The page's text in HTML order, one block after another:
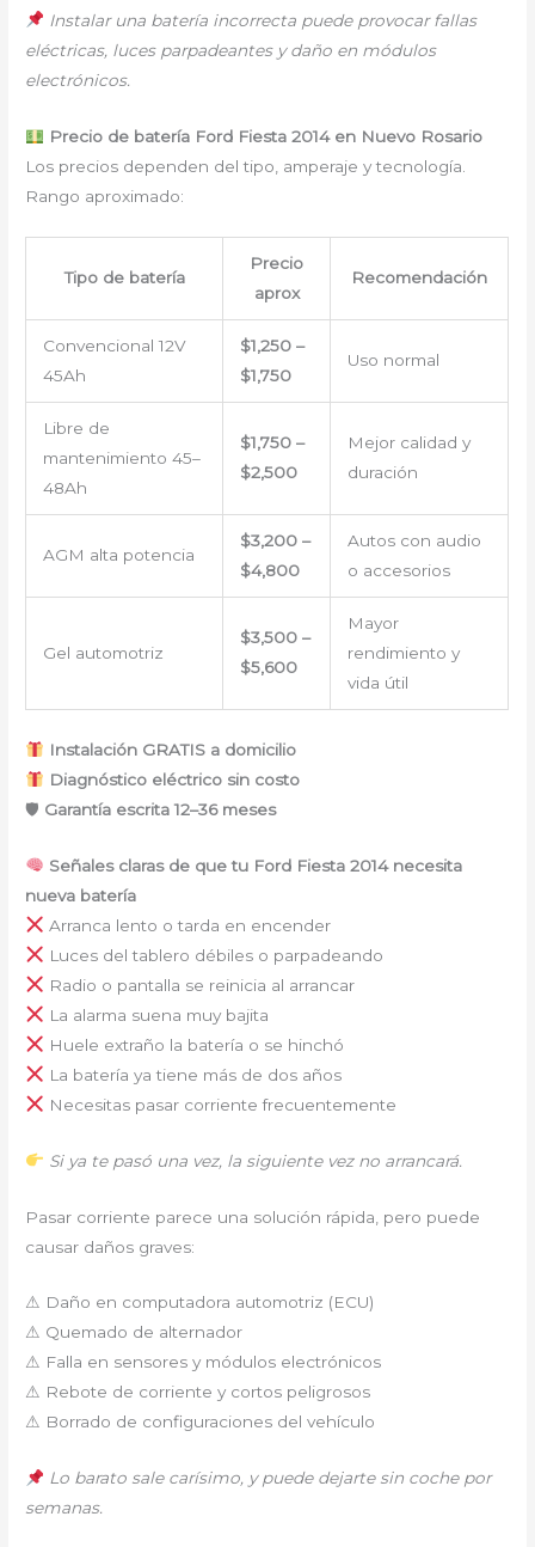
Instalar una batería incorrecta puede provocar fallas
eléctricas, luces parpadeantes y daño en módulos
electrónicos.
Precio de batería Ford Fiesta 2014 en Nuevo Rosario
Los precios dependen del tipo, amperaje y tecnología.
Rango aproximado:
Tipo de batería
Precio
aprox
Recomendación
Convencional 12V
45Ah
$1,250 –
$1,750
Uso normal
Libre de
mantenimiento 45–
48Ah
$1,750 –
$2,500
Mejor calidad y
duración
AGM alta potencia
$3,200 –
$4,800
Autos con audio
o accesorios
Gel automotriz
$3,500 –
$5,600
Mayor
rendimiento y
vida útil
Instalación GRATIS a domicilio
Diagnóstico eléctrico sin costo
🛡 Garantía escrita 12–36 meses
Señales claras de que tu Ford Fiesta 2014 necesita
nueva batería
Arranca lento o tarda en encender
Luces del tablero débiles o parpadeando
Radio o pantalla se reinicia al arrancar
La alarma suena muy bajita
Huele extraño la batería o se hinchó
La batería ya tiene más de dos años
Necesitas pasar corriente frecuentemente
Si ya te pasó una vez, la siguiente vez no arrancará.
Pasar corriente parece una solución rápida, pero puede
causar daños graves:
⚠ Daño en computadora automotriz (ECU)
⚠ Quemado de alternador
⚠ Falla en sensores y módulos electrónicos
⚠ Rebote de corriente y cortos peligrosos
⚠ Borrado de configuraciones del vehículo
Lo barato sale carísimo, y puede dejarte sin coche por
semanas.